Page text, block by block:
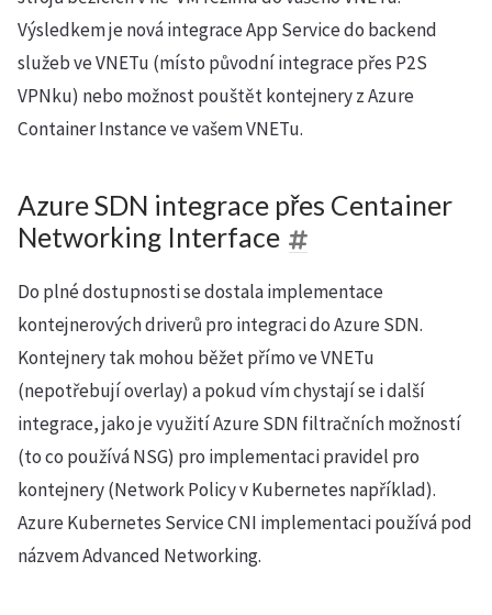
Výsledkem je nová integrace App Service do backend
služeb ve VNETu (místo původní integrace přes P2S
VPNku) nebo možnost pouštět kontejnery z Azure
Container Instance ve vašem VNETu.
Azure SDN integrace přes Centainer
Networking Interface
Do plné dostupnosti se dostala implementace
kontejnerových driverů pro integraci do Azure SDN.
Kontejnery tak mohou běžet přímo ve VNETu
(nepotřebují overlay) a pokud vím chystají se i další
integrace, jako je využití Azure SDN filtračních možností
(to co používá NSG) pro implementaci pravidel pro
kontejnery (Network Policy v Kubernetes například).
Azure Kubernetes Service CNI implementaci používá pod
názvem Advanced Networking.